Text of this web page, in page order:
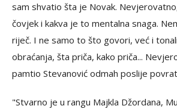
sam shvatio šta je Novak.
čovjek i kakva je to mentalna snaga.
riječ. I ne samo to što govori, već i
obraćanja, šta priča, kako priča...
pamtio Stevanović odmah poslije
"Stvarno je u rangu Majkla Džordana,